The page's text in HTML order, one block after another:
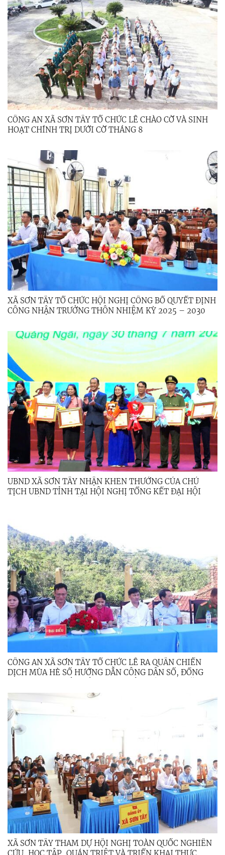
CÔNG AN XÃ SƠN TÂY TỔ CHỨC LỄ CHÀO CỜ VÀ SINH
HOẠT CHÍNH TRỊ DƯỚI CỜ THÁNG 8
XÃ SƠN TÂY TỔ CHỨC HỘI NGHỊ CÔNG BỐ QUYẾT ĐỊNH
CÔNG NHẬN TRƯỞNG THÔN NHIỆM KỲ 2025 – 2030
UBND XÃ SƠN TÂY NHẬN KHEN THƯỞNG CỦA CHỦ
TỊCH UBND TỈNH TẠI HỘI NGHỊ TỔNG KẾT ĐẠI HỘI
CÔNG AN XÃ SƠN TÂY TỔ CHỨC LỄ RA QUÂN CHIẾN
DỊCH MÙA HÈ SỐ HƯỚNG DẪN CÔNG DÂN SỐ, ĐỒNG
2026
XÃ SƠN TÂY THAM DỰ HỘI NGHỊ TOÀN QUỐC NGHIÊN